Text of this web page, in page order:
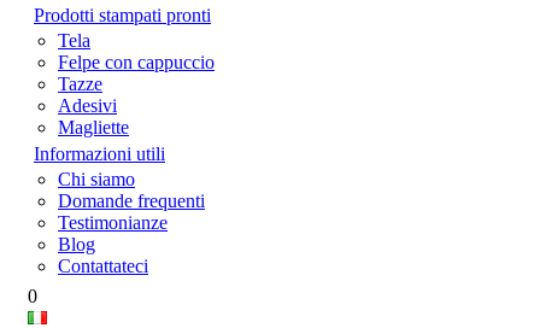
Prodotti stampati pronti
Tela
Felpe con cappuccio
Tazze
Adesivi
Magliette
Informazioni utili
Chi siamo
Domande frequenti
Testimonianze
Blog
Contattateci
0